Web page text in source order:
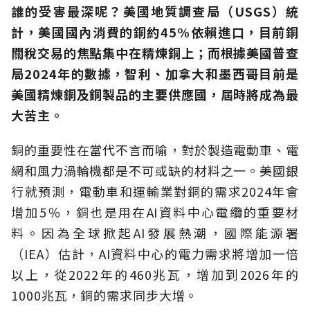
誰的受害最深呢？美國地質調查局（USGS）統
計，美國國內消費的銅約45%依賴進口，目前銅
關稅交易的焦點集中在精煉銅上；而根據美國普查
局2024年的數據，智利、加拿大和墨西哥目前是
美國精煉銅及銅製品的主要供應國，屆時將成為最
大苦主。
銅的重要性在當代不言而喻，對於製造電動車、電
網和風力渦輪機都是不可或缺的材料之一。美國銀
行就預測，電動車和運輸業對銅的需求2024年會
增加5％，銅也是用在AI資料中心電纜的重要材
料。因為全球掀起AI發展熱潮，國際能源署
（IEA）估計，AI資料中心的電力需求將增加一倍
以上，從2022年的460兆瓦，增加到2026年的
1000兆瓦，銅的需求同步大增。